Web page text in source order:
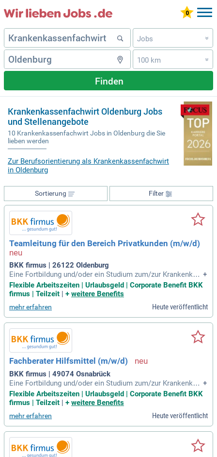
Jobs »
100 km »
Finden
Krankenkassenfachwirt Oldenburg Jobs
und Stellenangebote
10 Krankenkassenfachwirt Jobs in Oldenburg die Sie
lieben werden
Zur Berufsorientierung als Krankenkassenfachwirt
in Oldenburg
Filter
Sortierung
Teamleitung für den Bereich Privatkunden (m/w/d)
BKK firmus | 26122 Oldenburg
Eine Fortbildung und/oder ein Studium zum/zur Krankenkas
senfachwirt/in, Betriebswirt/in oder eine ähnliche berufsbez
ogene Fortbildung ist wünschenswert.
+
Flexible Arbeitszeiten | Urlaubsgeld | Corporate Benefit BKK
firmus | Teilzeit
+ weitere Benefits
mehr erfahren Heute veröffentlicht
Fachberater Hilfsmittel (m/w/d)
BKK firmus | 49074 Osnabrück
Eine Fortbildung und/oder ein Studium zum/zur Krankenkas
senfachwirt/in, Betriebswirt/in oder eine ähnliche berufsbez
ogene Fortbildung ist wünschenswert.
+
Flexible Arbeitszeiten | Urlaubsgeld | Corporate Benefit BKK
firmus | Teilzeit | + weitere Benefits
mehr erfahren Heute veröffentlicht